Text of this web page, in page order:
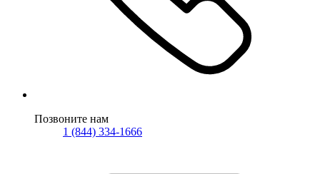
Позвоните нам
1 (844) 334-1666